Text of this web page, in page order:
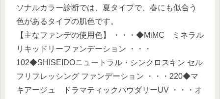
ソナルカラー診断では、夏タイプで、春にも似合う
色があるタイプの肌色です。
【主なファンデの使用色】 ・・・◆MiMC ミネラル
リキッドリーファンデーション ・・・
102◆SHISEIDOニュートラル・シンクロスキン セル
フリフレッシング ファンデーション ・・・220◆マ
キアージュ ドラマティックパウダリーUV ・・・オ